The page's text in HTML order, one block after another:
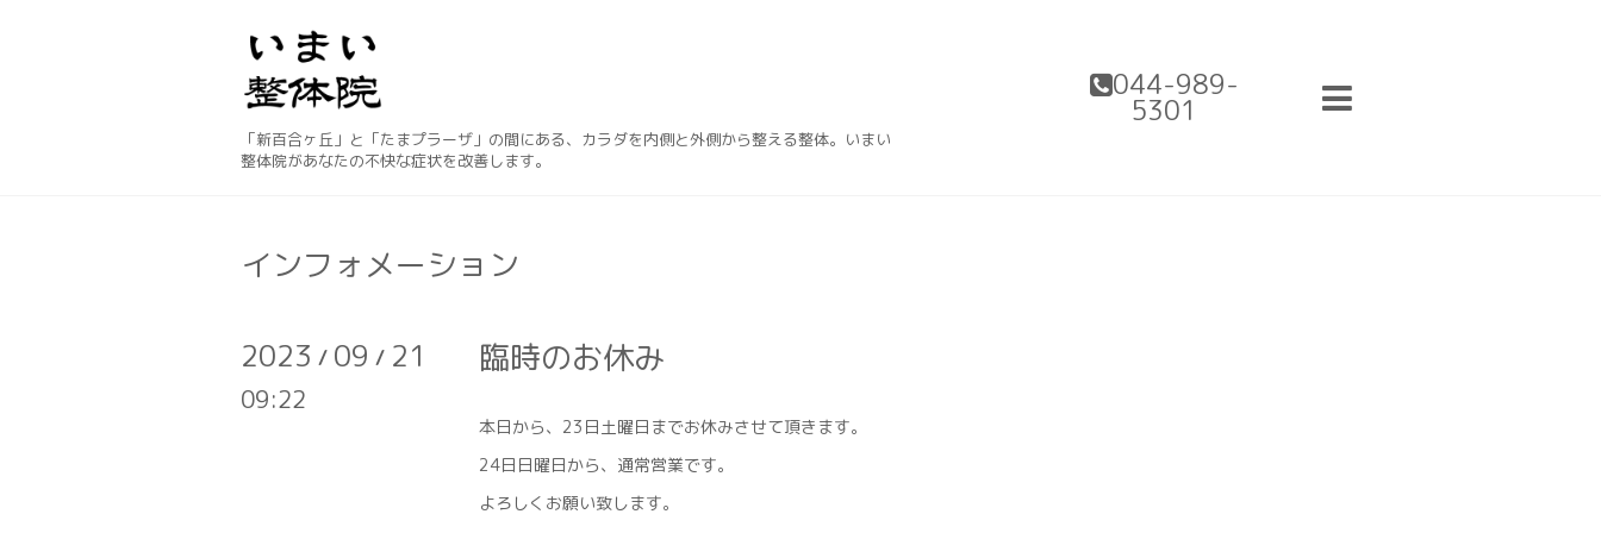
044-989-
5301
「新百合ヶ丘」と「たまプラーザ」の間にある、カラダを内側と外側から整える整体。いまい
整体院があなたの不快な症状を改善します。
インフォメーション
2023 / 09 / 21
09:22
臨時のお休み
本日から、23日土曜日までお休みさせて頂きます。
24日日曜日から、通常営業です。
よろしくお願い致します。